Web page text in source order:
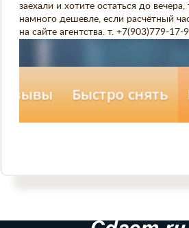
заехали и хотите остаться до
намного дешевле, если расчётный
на сайте агентства. т. +7(903)779-17-